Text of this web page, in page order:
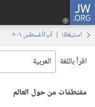
JW.ORG
استيقظ‏!‏ | ‏‎آب/أغسطس‏ ‏‎٢٠٠٦‏
اقرأ باللغة
مقتطفات من حول العالم